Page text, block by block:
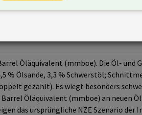
aus Kanada, das in der Öl-
Öläquivalent (mmboe). Die Öl- und
% Ölsande, 3,3 % Schwerstöl;
gezählt). Es wiegt besonders
Öläquivalent (mmboe) an neuen
das ursprüngliche NZE Szenario